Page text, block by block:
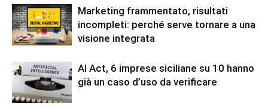
Marketing frammentato, risultati
incompleti: perché serve tornare a una
visione integrata
AI Act, 6 imprese siciliane su 10 hanno
già un caso d’uso da verificare